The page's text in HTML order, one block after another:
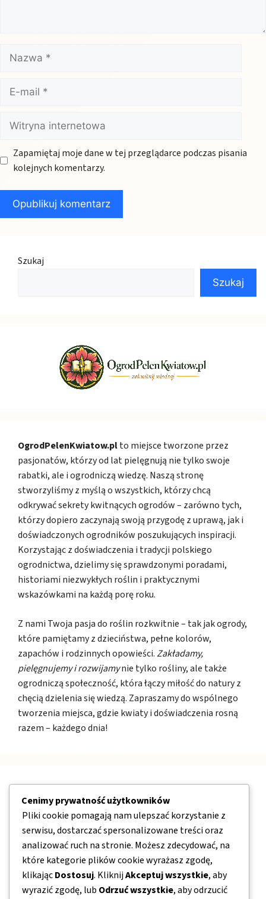
Nazwa
mail
Witryna
internetowa
Zapamiętaj moje dane w tej przeglądarce podczas pisania
kolejnych komentarzy.
Szukaj
Szukaj
OgrodPelenKwiatow.plto miejsce tworzone przez
pasjonatów, którzy od lat pielęgnują nie tylko swoje
rabatki, ale i ogrodniczą wiedzę. Naszą stronę
stworzyliśmy z myślą o wszystkich, którzy chcą
odkrywać sekrety kwitnących ogrodów – zarówno tych,
którzy dopiero zaczynają swoją przygodę z uprawą, jak i
doświadczonych ogrodników poszukujących inspiracji.
Korzystając z doświadczenia i tradycji polskiego
ogrodnictwa, dzielimy się sprawdzonymi poradami,
historiami niezwykłych roślin i praktycznymi
wskazówkami na każdą porę roku.
Z nami Twoja pasja do roślin rozkwitnie – tak jak ogrody,
które pamiętamy z dzieciństwa, pełne kolorów,
zapachów i rodzinnych opowieści.Zakładamy,
pielęgnujemy i rozwijamynie tylko rośliny, ale także
ogrodniczą społeczność, która łączy miłość do natury z
chęcią dzielenia się wiedzą. Zapraszamy do wspólnego
tworzenia miejsca, gdzie kwiaty i doświadczenia rosną
razem – każdego dnia!
O nas
Kontakt
Mapa strony
Polityka prywatności
Cenimy prywatność użytkowników
Pliki cookie pomagają nam ulepszać korzystanie z
serwisu, dostarczać spersonalizowane treści oraz
analizować ruch na stronie. Możesz zdecydować, na
które kategorie plików cookie wyrażasz zgodę,
klikającDostosuj. KliknijAkceptuj wszystkie, aby
wyrazić zgodę, lub Odrzuć wszystkie, aby odrzucić